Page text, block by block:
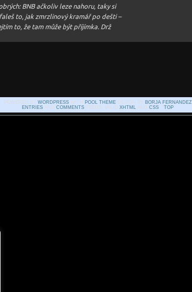
BNB ačkoliv leze nahoru, taky si
to, jak zmrzlinový kramář po dešti –
to, že tam může být příjímka. Drž
POWERED BY WORDPRESSWITH POOL THEMEDESIGN BY BORJA FERNANDEZ
ENTRIESAND COMMENTSFEEDS. VALID XHTMLAND CSS. ^ TOP^